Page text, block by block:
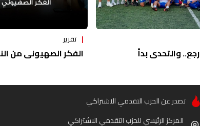
رجع.. والتحدي بدأ
تقرير
الفكر الصهيوني من
تصدر عن الحزب التقدمي الاشتراكي
المركز الرئيسي للحزب التقدمي الاشتراكي